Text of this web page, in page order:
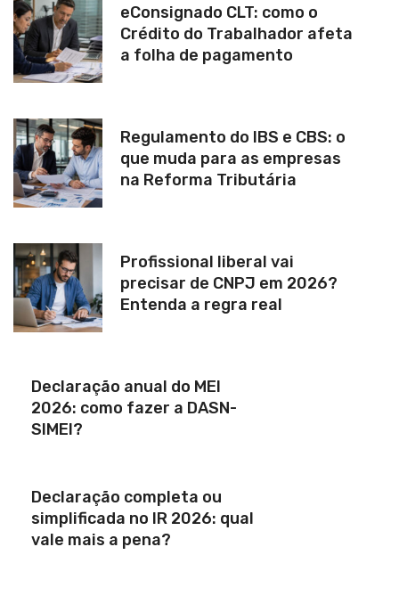
eConsignado CLT: como o
Crédito do Trabalhador afeta
a folha de pagamento
Regulamento do IBS e CBS: o
que muda para as empresas
na Reforma Tributária
Profissional liberal vai
precisar de CNPJ em 2026?
Entenda a regra real
Declaração anual do MEI
2026: como fazer a DASN-
SIMEI?
Declaração completa ou
simplificada no IR 2026: qual
vale mais a pena?